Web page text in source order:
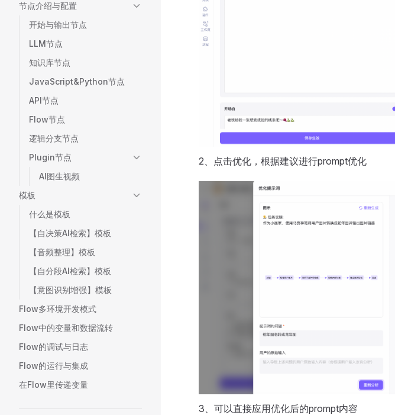
节点介绍与配置
开始与输出节点
LLM节点
知识库节点
JavaScript&Python节点
API节点
Flow节点
逻辑分支节点
Plugin节点
AI图生视频
模板
什么是模板
【自决策AI检索】模板
【音频整理】模板
【自分段AI检索】模板
【意图识别增强】模板
Flow多环境开发模式
Flow中的变量和数据流转
Flow的调试与日志
Flow的运行与集成
在Flow里传递变量
2、点击优化，根据建议进行prompt优化
3、可以直接应用优化后的prompt内容